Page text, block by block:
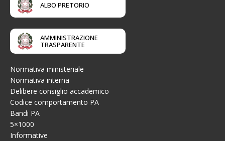
ALBO PRETORIO
AMMINISTRAZIONE
TRASPARENTE
Normativa ministeriale
Normativa interna
Delibere consiglio accademico
Codice comportamento PA
Bandi PA
5×1000
Informative